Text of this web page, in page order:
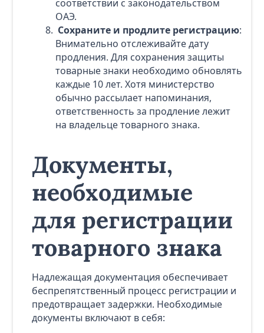
соответствии с законодательством
ОАЭ.
Сохраните и продлите регистрацию:
Внимательно отслеживайте дату
продления. Для сохранения защиты
товарные знаки необходимо обновлять
каждые 10 лет. Хотя министерство
обычно рассылает напоминания,
ответственность за продление лежит
на владельце товарного знака.
Документы,
необходимые
для регистрации
товарного знака
Надлежащая документация обеспечивает
беспрепятственный процесс регистрации и
предотвращает задержки. Необходимые
документы включают в себя: